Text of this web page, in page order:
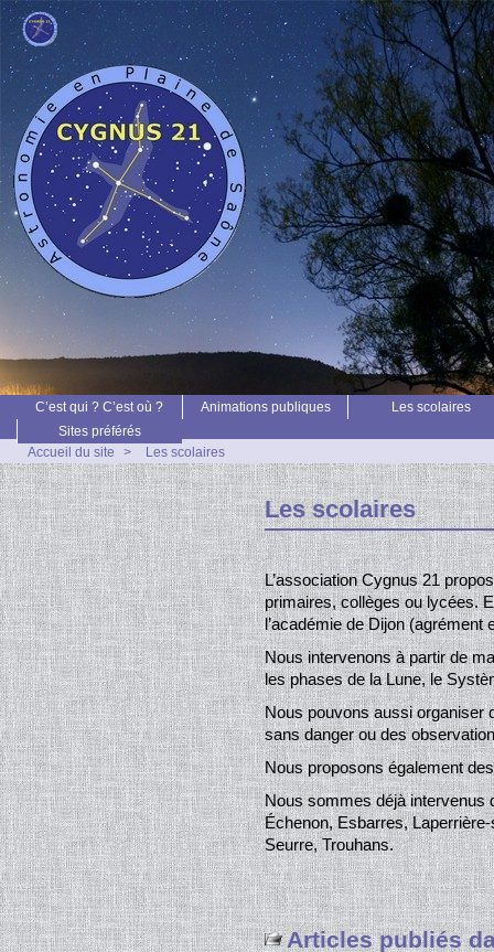
C’est qui ? C’est où ? Animations publiques
Les scolaires
Sites préférés
Accueil du site
> Les scolaires
Les scolaires
L’association Cygnus 21
primaires, collèges ou lycées.
l’académie de Dijon (agrément
Nous intervenons à partir de
les phases de la Lune, le
Nous pouvons aussi organiser
sans danger ou des
Nous proposons également
Nous sommes déjà intervenus
Échenon, Esbarres,
Seurre, Trouhans.
Articles publiés